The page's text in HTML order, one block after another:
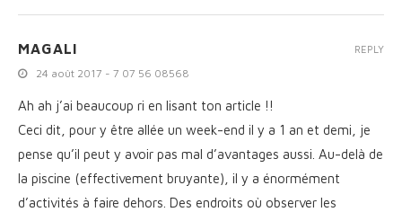
MAGALI
24 août 2017 - 7 07 56 08568
Ah ah j’ai beaucoup ri en lisant ton article !!
Ceci dit, pour y être allée un week-end il y a 1 an et demi, je
pense qu’il peut y avoir pas mal d’avantages aussi. Au-delà de
la piscine (effectivement bruyante), il y a énormément
d’activités à faire dehors. Des endroits où observer les
REPLY